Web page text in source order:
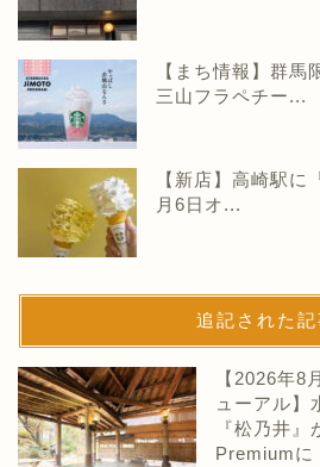
【まち情報】群馬
三山フラペチー...
【新店】高崎駅
月6日オ...
追記された記
【2026年8
ューアル】
『松乃井
Premiumに